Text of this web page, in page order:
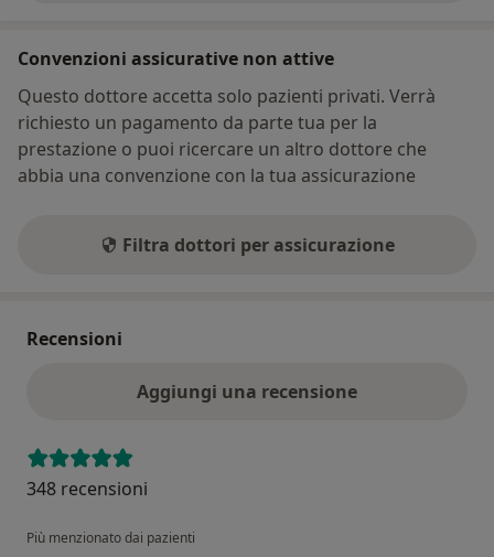
Convenzioni assicurative non attive
Questo dottore accetta solo pazienti privati. Verrà
richiesto un pagamento da parte tua per la
prestazione o puoi ricercare un altro dottore che
abbia una convenzione con la tua assicurazione
Filtra dottori per assicurazione
Recensioni
Aggiungi una recensione
348 recensioni
Più menzionato dai pazienti